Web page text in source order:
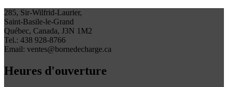
285, Sir-Wilfrid-Laurier,
Saint-Basile-le-Grand
Québec, Canada, J3N 1M2
Tel.: 438 928-8766
Email: ventes@bornedecharge.ca
Heures d'ouverture